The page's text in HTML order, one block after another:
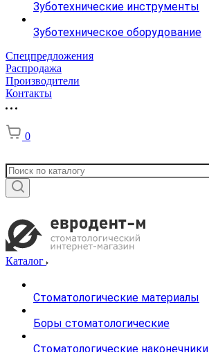
Зуботехнические инструменты
Зуботехническое оборудование
Спецпредложения
Распродажа
Производители
Контакты
0
Каталог
Стоматологические материалы
Боры стоматологические
Стоматологические наконечники